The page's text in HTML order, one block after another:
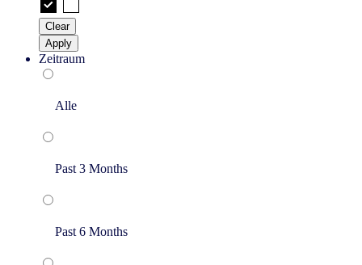
Clear
Apply
Zeitraum
Alle
Past 3 Months
Past 6 Months